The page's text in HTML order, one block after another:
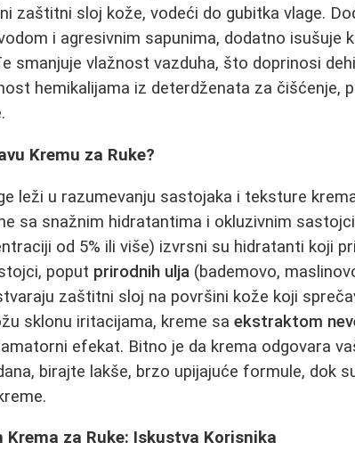
zaštitni sloj kože, vodeći do gubitka vlage.
i agresivnim sapunima, dodatno isušuje
smanjuje vlažnost vazduha, što doprinosi
hemikalijama iz deterdženata za čišćenje,
Kremu za Ruke?
leži u razumevanju sastojaka i teksture
sa snažnim hidratantima i okluzivnim
od 5% ili više) izvrsni su hidratanti koji
poput prirodnih ulja (bademovo,
zaštitni sloj na površini kože koji
sklonu iritacijama, kreme saekstraktom
efekat. Bitno je da krema odgovara
birajte lakše, brzo upijajuće formule, dok
Krema za Ruke: Iskustva Korisnika